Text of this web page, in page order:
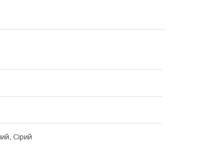
Сірий